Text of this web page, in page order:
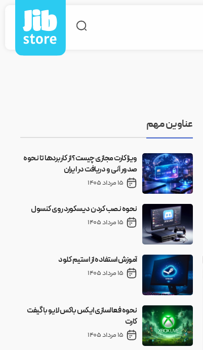
عناوین مهم
ویزا کارت مجازی چیست؟ از کاربردها تا نحوه
صدور آنی و دریافت در ایران
15 مرداد 1405
نحوه نصب کردن دیسکورد روی کنسول
15 مرداد 1405
آموزش استفاده از استیم کلود
15 مرداد 1405
نحوه فعالسازی ایکس باکس لایو با گیفت
کارت
15 مرداد 1405